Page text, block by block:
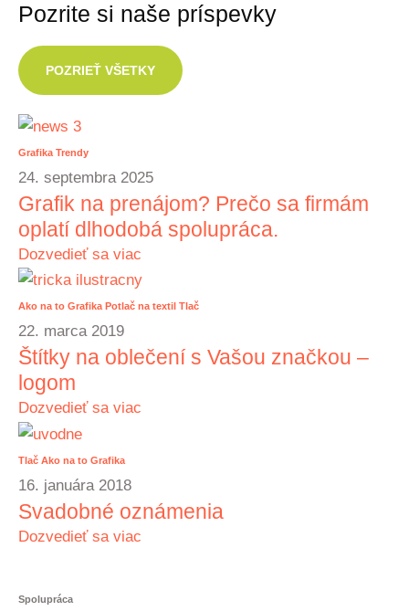
Pozrite si naše príspevky
POZRIEŤ VŠETKY
Grafika Trendy
24. septembra 2025
Grafik na prenájom? Prečo sa firmám
oplatí dlhodobá spolupráca.
Dozvedieť sa viac
Ako na to Grafika Potlač na textil Tlač
22. marca 2019
Štítky na oblečení s Vašou značkou –
logom
Dozvedieť sa viac
Tlač Ako na to Grafika
16. januára 2018
Svadobné oznámenia
Dozvedieť sa viac
Spolupráca